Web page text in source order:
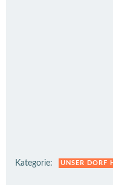
Kategorie: UNSER DORF